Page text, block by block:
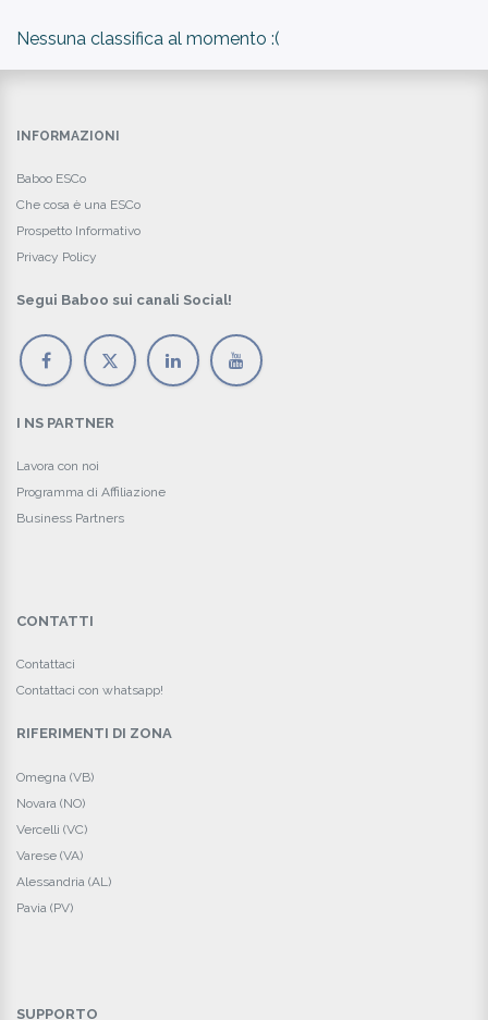
Nessuna classifica al momento :(
INFORMAZIONI
Baboo ESCo
Che cosa è una ESCo
Prospetto Informativo
Privacy Policy
Segui Baboo sui canali Social!
I NS PARTNER
Lavora con noi
Programma di Affiliazione
Business Partners
CONTATTI
Contattaci
Contattaci con whatsapp!
RIFERIMENTI DI ZONA
Omegna (VB)
Novara (NO)
Vercelli (VC)
Varese (VA)
Alessandria (AL)
Pavia (PV)
SUPPORTO